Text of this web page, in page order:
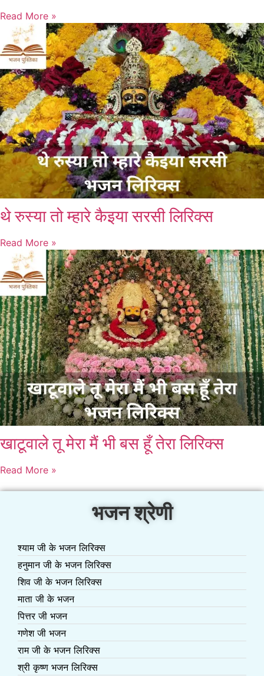
Read More »
थे रुस्या तो म्हारे कैइया सरसी लिरिक्स
Read More »
खाटूवाले तू मेरा मैं भी बस हूँ तेरा लिरिक्स
Read More »
भजन श्रेणी
श्याम जी के भजन लिरिक्स
हनुमान जी के भजन लिरिक्स
शिव जी के भजन लिरिक्स
माता जी के भजन
पित्तर जी भजन
गणेश जी भजन
राम जी के भजन लिरिक्स
श्री कृष्ण भजन लिरिक्स